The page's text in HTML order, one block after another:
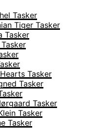
Tasker
Tiger Tasker
Tasker
Tasker
Tasker
Tasker
Tasker
Tasker